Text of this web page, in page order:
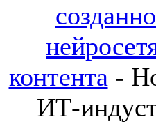
контента -
ИТ-